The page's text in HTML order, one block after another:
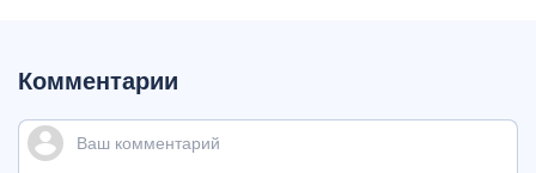
Комментарии